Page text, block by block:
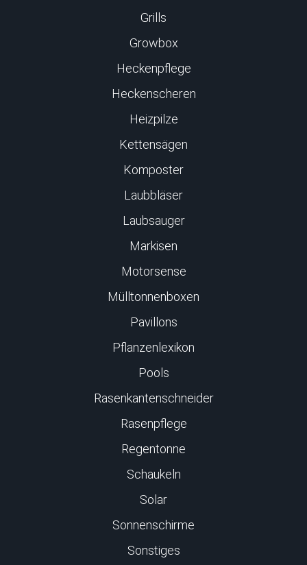
Grills
Growbox
Heckenpflege
Heckenscheren
Heizpilze
Kettensägen
Komposter
Laubbläser
Laubsauger
Markisen
Motorsense
Mülltonnenboxen
Pavillons
Pflanzenlexikon
Pools
Rasenkantenschneider
Rasenpflege
Regentonne
Schaukeln
Solar
Sonnenschirme
Sonstiges